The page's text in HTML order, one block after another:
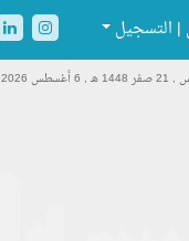
التسجيل
هـ , 6 أغسطس 2026 م |